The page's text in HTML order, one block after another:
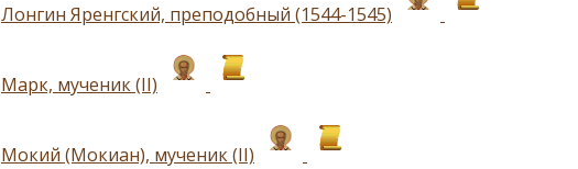
Лонгин Яренгский, преподобный (1544-1545)
Марк, мученик (II)
Мокий (Мокиан), мученик (II)